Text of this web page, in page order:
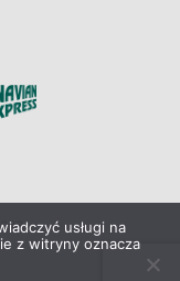
usługi na
z witryny oznacza